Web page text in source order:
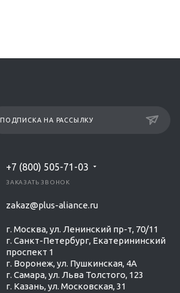
ПОДПИСКА НА РАССЫЛКУ
+7 (800) 505-71-03
ЗАКАЗАТЬ ЗВОНОК
zakaz@plus-aliance.ru
г. Москва, ул. Ленинский пр-т, 70/11
г. Санкт-Петербург, Екатерининский
проспект 1
г. Воронеж, ул. Пушкинская, 4А
г. Самара, ул. Льва Толстого, 123
г. Казань, ул. Московская, 31